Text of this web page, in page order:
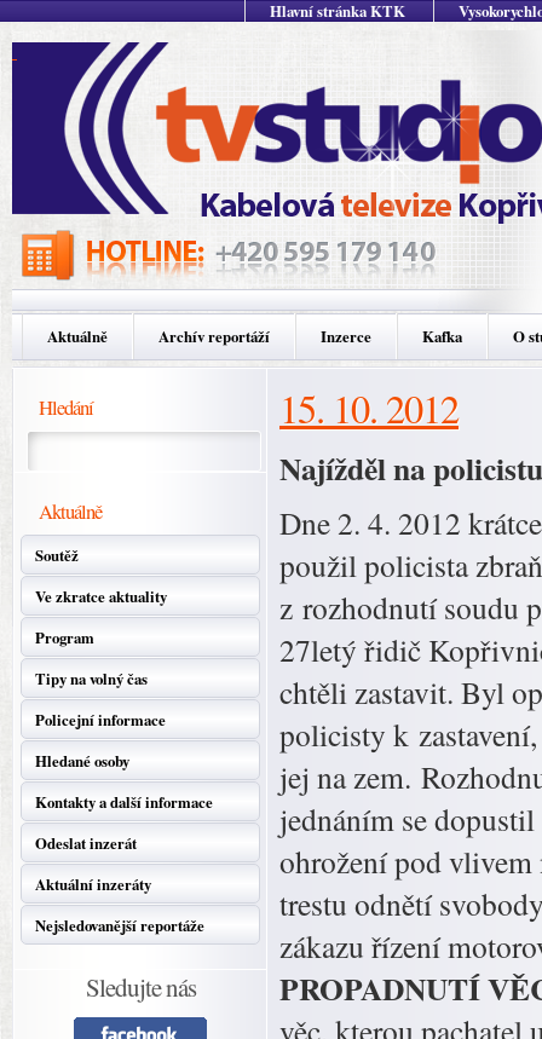
Hlavní stránka KTK
Aktuálně Archív reportáží Inzerce Kafka O
Hledání
Aktuálně
Soutěž
Ve zkratce aktuality
Program
Tipy na volný čas
Policejní informace
Hledané osoby
Kontakty a další informace
Odeslat inzerát
Aktuální inzeráty
Nejsledovanější reportáže
Sledujte nás
15. 10. 2012
Najížděl na
Dne 2. 4. 2012
použil policista
z rozhodnutí soudu
27letý řidič
chtěli zastavit. Byl
policisty k
jej na zem.
jednáním se
ohrožení pod
trestu odnětí
zákazu řízení
PROPADNUTÍ
věc, kterou pachatel